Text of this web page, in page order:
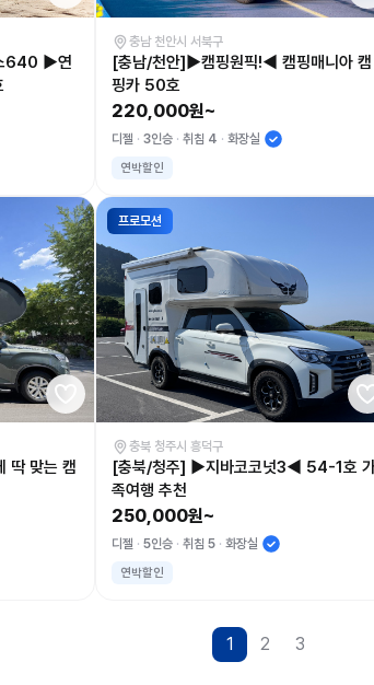
640 ▶연
충남 천안시 서북구
[충남/천안]▶캠핑원픽!◀ 캠핑매니아 캠
핑카 50호
220,000원~
디젤 3인승 취침 4 화장실
연박할인
딱 맞는 캠
프로모션
충북 청주시 흥덕구
[충북/청주] ▶지바코코넛3◀ 54-1호
족여행 추천
250,000원~
디젤 5인승 취침 5 화장실
연박할인
1 2 3